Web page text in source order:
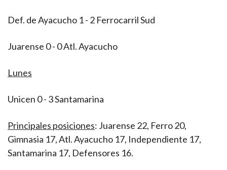
Def. de Ayacucho 1 - 2 Ferrocarril Sud
Juarense 0 - 0 Atl. Ayacucho
Lunes
Unicen 0 - 3 Santamarina
Principales posiciones: Juarense 22, Ferro 20,
Gimnasia 17, Atl. Ayacucho 17, Independiente 17,
Santamarina 17, Defensores 16.